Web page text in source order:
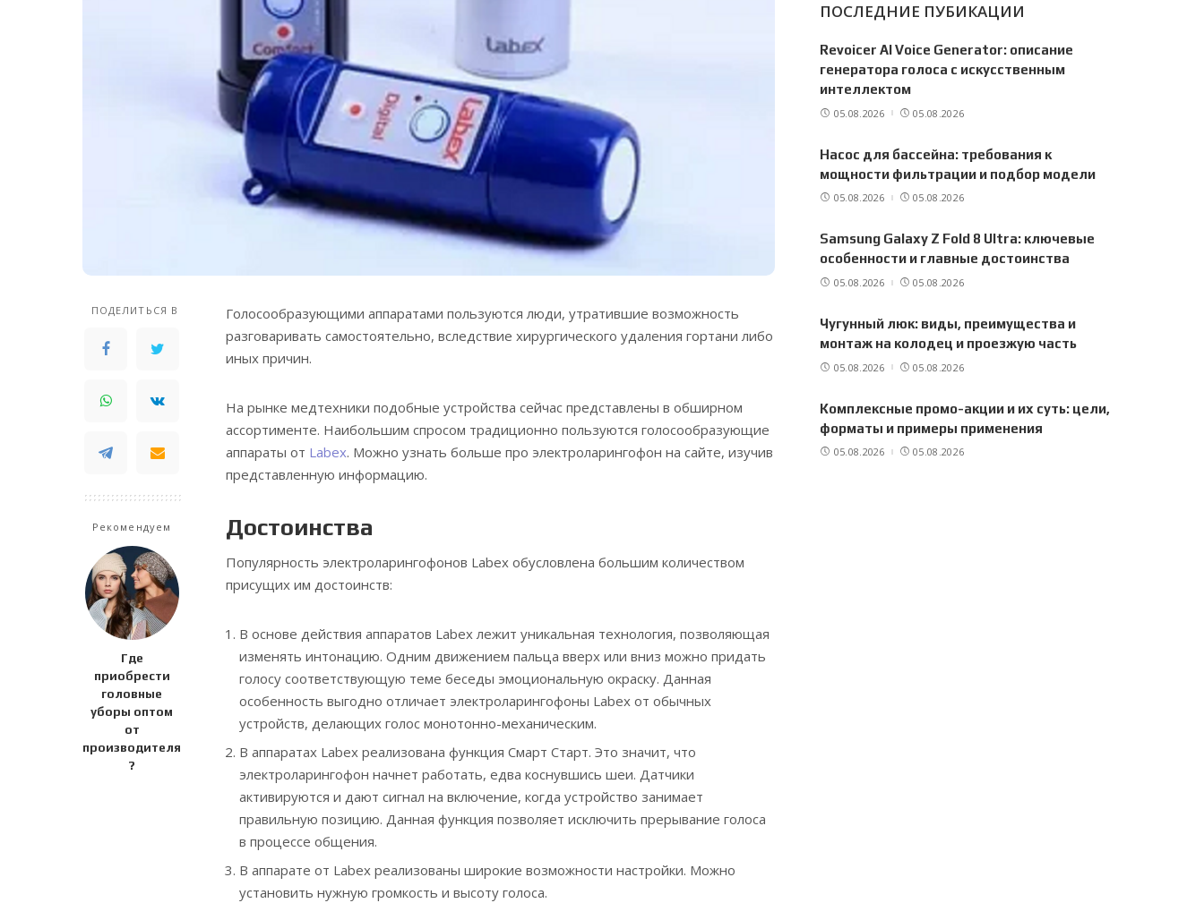
ПОДЕЛИТЬСЯ В
Рекомендуем
Где
приобрести
головные
уборы оптом
от
производителя
?
Голосообразующими аппаратами пользуются люди, утратившие возможность
разговаривать самостоятельно, вследствие хирургического удаления гортани либо
иных причин.
На рынке медтехники подобные устройства сейчас представлены в обширном
ассортименте. Наибольшим спросом традиционно пользуются голосообразующие
аппараты от Labex. Можно узнать больше про электроларингофон на сайте, изучив
представленную информацию.
Достоинства
Популярность электроларингофонов Labex обусловлена большим количеством
присущих им достоинств:
В основе действия аппаратов Labex лежит уникальная технология, позволяющая
изменять интонацию. Одним движением пальца вверх или вниз можно придать
голосу соответствующую теме беседы эмоциональную окраску. Данная
особенность выгодно отличает электроларингофоны Labex от обычных
устройств, делающих голос монотонно-механическим.
В аппаратах Labex реализована функция Смарт Старт. Это значит, что
электроларингофон начнет работать, едва коснувшись шеи. Датчики
активируются и дают сигнал на включение, когда устройство занимает
правильную позицию. Данная функция позволяет исключить прерывание голоса
в процессе общения.
В аппарате от Labex реализованы широкие возможности настройки. Можно
установить нужную громкость и высоту голоса.
ПОСЛЕДНИЕ ПУБИКАЦИИ
Revoicer AI Voice Generator: описание
генератора голоса с искусственным
интеллектом
05.08.2026 05.08.2026
Насос для бассейна: требования к
мощности фильтрации и подбор модели
05.08.2026 05.08.2026
Samsung Galaxy Z Fold 8 Ultra: ключевые
особенности и главные достоинства
05.08.2026 05.08.2026
Чугунный люк: виды, преимущества и
монтаж на колодец и проезжую часть
05.08.2026 05.08.2026
Комплексные промо-акции и их суть: цели,
форматы и примеры применения
05.08.2026 05.08.2026